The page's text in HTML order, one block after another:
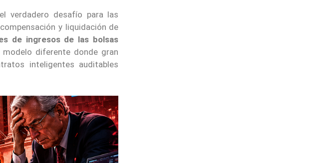
verdadero desafío para las
y liquidación de
de ingresos de las bolsas
modelo diferente donde gran
inteligentes auditables